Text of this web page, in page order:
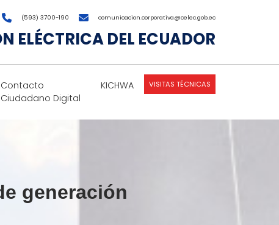
(593) 3700-190 comunicacion.corporativa@celec.gob.ec
ELÉCTRICA DEL ECUADOR
Contacto
Ciudadano Digital
KICHWA VISITAS TÉCNICAS
generación